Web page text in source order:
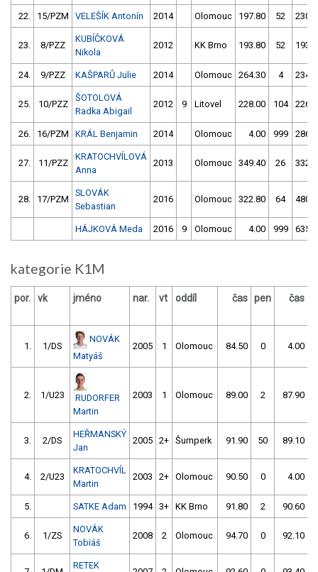
22. 15/PZM VELEŠÍK Antonín 2014 Olomouc 197.80 52
23. 8/PZZ
KUBÍČKOVÁ
Nikola
2012 KK Brno 193.80 52
24. 9/PZZ KAŠPARŮ Julie 2014 Olomouc 264.30 4
25. 10/PZZ
ŠOTOLOVÁ
Radka Abigail
2012 9 Litovel 228.00 104
26. 16/PZM KRÁL Benjamin 2014 Olomouc 4.00 999
27. 11/PZZ
KRATOCHVÍLOVÁ
Anna
2013 Olomouc 349.40 26
28. 17/PZM
SLOVÁK
Sebastian
2016 Olomouc 322.80 64
HÁJKOVÁ Meda 2016 9 Olomouc 4.00 999
kategorie K1M
por. vk jméno nar. vt oddíl čas pen čas
1. 1/DS
NOVÁK
Matyáš
2005 1 Olomouc 84.50 0 4.00
2. 1/U23
RUDORFER
Martin
2003 1 Olomouc 89.00 2 87.90
3. 2/DS
HEŘMANSKÝ
Jan
2005 2+ Šumperk 91.90 50 89.10
4. 2/U23
KRATOCHVÍL
Martin
2003 2+ Olomouc 90.50 0 4.00
5. SATKE Adam 1994 3+ KK Brno 91.80 2 90.60
6. 1/ZS
NOVÁK
Tobiáš
2008 2 Olomouc 94.70 0 92.10
RETEK